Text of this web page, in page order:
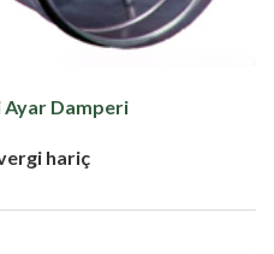
Ayar Damperi
hariç